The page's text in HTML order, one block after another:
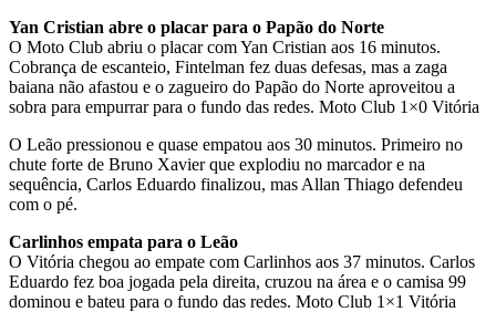
Yan Cristian abre o placar para o Papão do Norte
O Moto Club abriu o placar com Yan Cristian aos 16 minutos.
Cobrança de escanteio, Fintelman fez duas defesas, mas a zaga
baiana não afastou e o zagueiro do Papão do Norte aproveitou a
sobra para empurrar para o fundo das redes. Moto Club 1×0 Vitória
O Leão pressionou e quase empatou aos 30 minutos. Primeiro no
chute forte de Bruno Xavier que explodiu no marcador e na
sequência, Carlos Eduardo finalizou, mas Allan Thiago defendeu
com o pé.
Carlinhos empata para o Leão
O Vitória chegou ao empate com Carlinhos aos 37 minutos. Carlos
Eduardo fez boa jogada pela direita, cruzou na área e o camisa 99
dominou e bateu para o fundo das redes. Moto Club 1×1 Vitória